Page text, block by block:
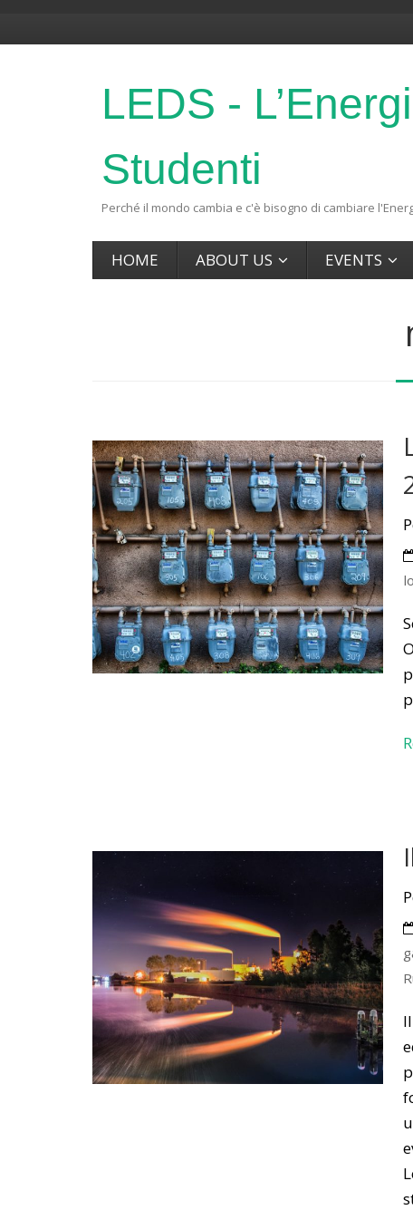
LEDS -
Studenti
Perché il mondo cambia e c'è bisogno di cambiare
HOME ABOUT US EVENTS